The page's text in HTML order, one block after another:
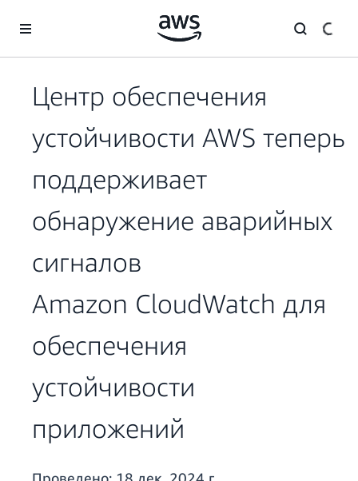
Перейти к главному контенту
Центр обеспечения
устойчивости AWS теперь
поддерживает
обнаружение аварийных
сигналов
Amazon CloudWatch для
обеспечения
устойчивости
приложений